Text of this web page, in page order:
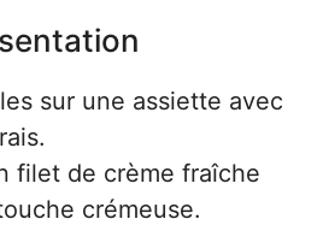
sur une assiette avec
filet de crème fraîche
crémeuse.